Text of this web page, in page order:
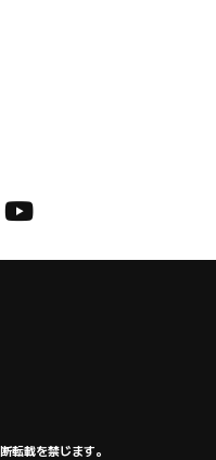
転載を禁じます。